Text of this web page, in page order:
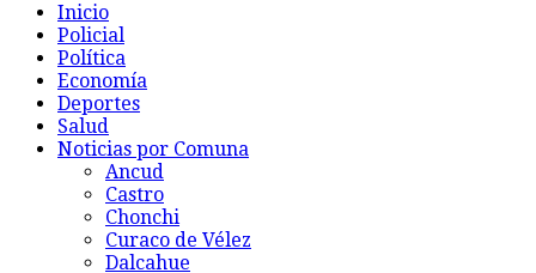
Inicio
Policial
Política
Economía
Deportes
Salud
Noticias por Comuna
Ancud
Castro
Chonchi
Curaco de Vélez
Dalcahue